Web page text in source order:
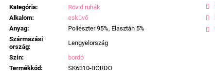
Kategória:
Rövid ruhák
Alkalom:
esküvő
Anyag:
Poliészter 95%, Elasztán 5%
Származási
ország:
Lengyelország
Szín:
bordó
Termékkód: SK6310-BORDO